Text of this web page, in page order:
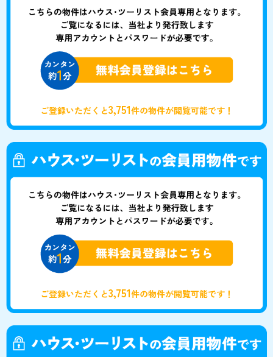
ご登録いただくと3,751件の物件が閲覧可能です！
ご登録いただくと3,751件の物件が閲覧可能です！